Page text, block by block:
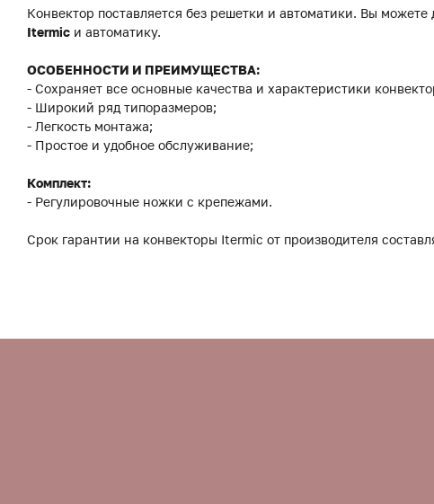
Конвектор поставляется без решетки и автоматики. Вы
Itermic и автоматику.
ОСОБЕННОСТИ И ПРЕИМУЩЕСТВА:
- Сохраняет все основные качества и характеристики
- Широкий ряд типоразмеров;
- Легкость монтажа;
- Простое и удобное обслуживание;
Комплект:
- Регулировочные ножки с крепежами.
Срок гарантии на конвекторы Itermic от производителя